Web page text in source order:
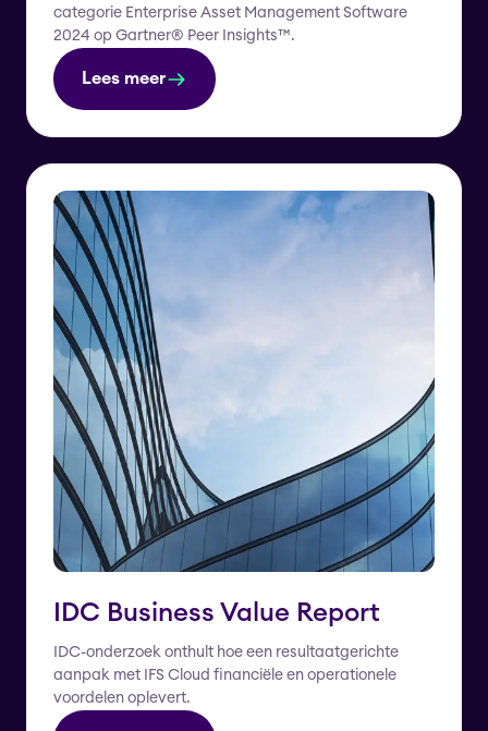
categorie Enterprise Asset Management Software
2024 op Gartner® Peer Insights™.
Lees meer
IDC Business Value Report
IDC-onderzoek onthult hoe een resultaatgerichte
aanpak met IFS Cloud financiële en operationele
voordelen oplevert.